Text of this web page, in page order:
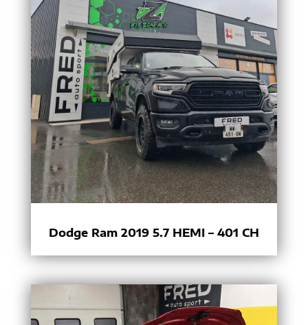
Dodge Ram 2019 5.7 HEMI – 401 CH